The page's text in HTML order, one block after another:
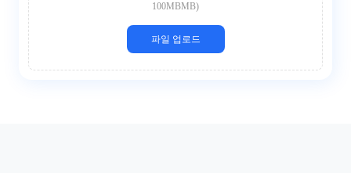
100MBMB)
파일 업로드